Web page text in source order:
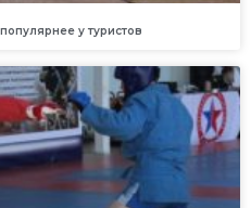
у туристов